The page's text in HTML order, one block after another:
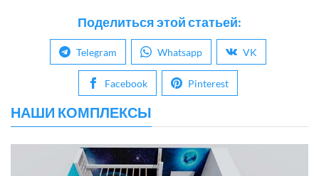
Поделиться этой статьей:
Telegram Whatsapp VK
Facebook Pinterest
НАШИ КОМПЛЕКСЫ